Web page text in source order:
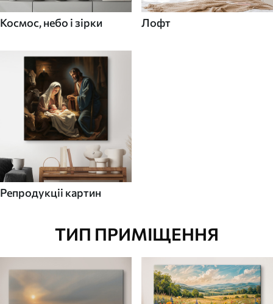
Космос, небо і зірки Лофт
Репродукціі картин
ТИП ПРИМІЩЕННЯ